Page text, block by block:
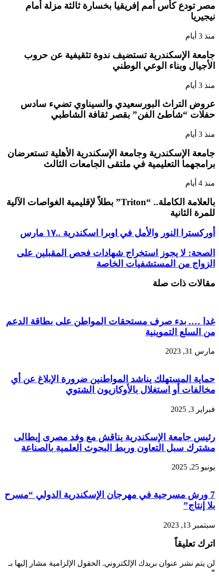
مصر تودع كأس أمم إفريقيا بخسارة ثالثة مزلة أمام
نيجيريا
منذ 3 أيام
جامعة الإسكندرية تستضيف ندوة تثقيفية عن حروب
الأجيال وبناء الوعي الوطني
منذ 3 أيام
عروض التراث البورسعيدي والسيناوي تضيء سادس
حفلات “شاطئ الفن” بقصر ثقافة الشاطبي
منذ 3 أيام
جامعة الإسكندرية وجامعة الإسكندرية الأهلية تستعرضان
برامجهما التعليمية في ملتقى الجامعات الثالث
منذ 4 أيام
بالعلامة الكاملة.. “Triton” بطلاً لإقليمية الغواصات الآلية
للمرة الثانية
أوركسترا النور والأمل في اوبرا اسكندرية ..١٧ مارس
الصحة: لا يجوز استخراج شهادات فحص المقبلين على
الزواج من المستشفيات الخاصة
مقالات ذات صلة
غدا …. بدء صرف مستحقات المواطن على بطاقة الدعم
‏من السلع التموينية
مارس 31, 2023
حماية المستهلك يناشد المواطنين ضرورة الإبلاغ عن أي
مخالفات أو استغلال بالأوكازيون الشتوي
فبراير 3, 2025
رئيس جامعة الإسكندرية يناقش مع وفد مصرى إيطالى
مشترك سبل التعاون وربط البحوث العلمية بالصناعة
يونيو 25, 2025
7 ورش مسرحية في مهرجان الإسكندرية الدولي “مسرح
بلا إنتاج”
سبتمبر 13, 2023
اترك تعليقاً
لن يتم نشر عنوان بريدك الإلكتروني. الحقول الإلزامية مشار إليها بـ
*